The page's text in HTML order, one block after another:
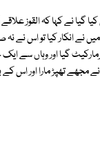
کیا گیا نے کہا کہ القوز
میں نے انکار کیا تو اس
گیا اور وہاں سے
تھپڑ مارا اور اس کے